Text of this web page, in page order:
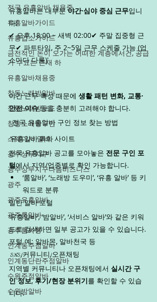
전국 유흥알바 채용중
유흥알바가이드
유흥업소가이드
금전적인 돈이 오가는 어떠한 계층에서건, 공급
가 수요는 존재 하
유흥알바채용중
창동노래방알바
창동노래방보도
창동노래방구인
스웨디시 알바
광주상무지구
광주상무지구다음비즈니스
광주
광주유흥알바
광주룸알바
광주룸싸롱
인계동주점알바
인계동단란주점알바
수원주점알바
수원밤알바
유흥알바는 대부분 야간·심야 중심 근무입니
다:
✔ 오후 18:00 ~ 새벽 02:00✔ 주말 집중형 근
무✔ 파트타임, 주 2~5일 근무 스케줄 가능 (업
소마다 다름)'
야간 근무 특성 때문에 생활 패턴 변화, 교통·
안전 이슈 등을 충분히 고려해야 합니다.
. 전국 유흥알바 구인 정보 찾는 방법
유흥알바 특화 사이트
전국 유흥알바 공고를 모아놓은 전문 구인 포
털에서 지역/업종별로 확인 가능합니다.
‘룸알바’, ‘노래방 도우미’, ‘유흥 알바’ 등 키
워드로 분류
일반 알바 포털
‘유흥알바’, ‘밤알바’, ‘서비스 알바’와 같은 키워
드로 검색하면 일부 공고가 있을 수 있습니다.
포털 예: 알바몬, 알바천국 등
SNS/커뮤니티/오픈채팅
지역별 커뮤니티나 오픈채팅에서 실시간 구
인 정보, 후기/현장 분위기를 확인할 수 있습
니다.